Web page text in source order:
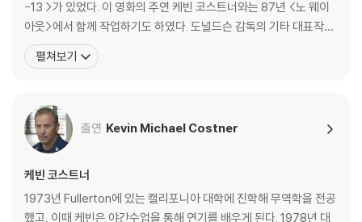
-13 >가 있었다. 이 영화의 주연 케빈 코스트너와는 87년 <노 웨이
아웃>에서 함께 작업하기도 하였다. 도널드슨 감독의 기타 대표작은
피어스 브로스넌과 린다 해밀턴이 주연한 <단테스 피크>, 벤 킹슬리
경, 알프레드 몰리나 등이 주연한 <스피시즈>, 알렉 볼드윈과 킴 베
란토니오가 주연한 <화이트 샌드>, <
펼쳐보기
출연 Kevin Michael Costner
케빈 코스트너
1973년 Fullerton에 있는 캘리포니아 대학에 진학해 무역학을 전공
했고, 이때 케빈은 야간수업을 통해 연기를 배우게 된다. 1978년 대